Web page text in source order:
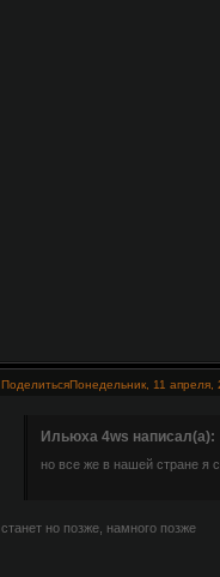
ПоделитьсяПонедельник, 11 апреля,
Ильюха 4ws написал(а):
но все же в нашей стране я
станет но позже, намного позже